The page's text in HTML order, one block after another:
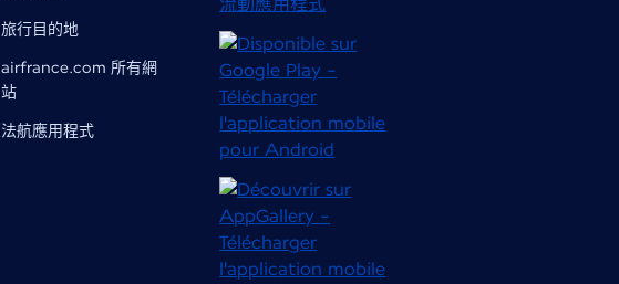
旅行目的地
airfrance.com 所有網
站
法航應用程式